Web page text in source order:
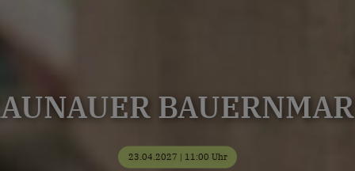
23.04.2027 | 11:00 Uhr